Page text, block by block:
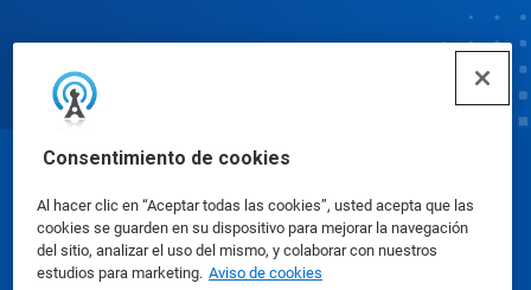
Consentimiento de cookies
Al hacer clic en “Aceptar todas las cookies”, usted acepta que las
cookies se guarden en su dispositivo para mejorar la navegación
del sitio, analizar el uso del mismo, y colaborar con nuestros
estudios para marketing. Aviso de cookies
Hojas de datos de seguridad|Política de privacidad
|condiciones de uso